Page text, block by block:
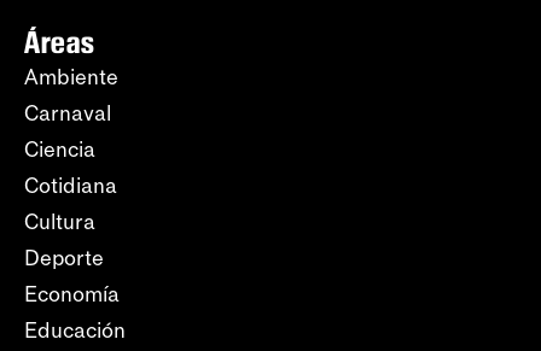
Áreas
Ambiente
Carnaval
Ciencia
Cotidiana
Cultura
Deporte
Economía
Educación